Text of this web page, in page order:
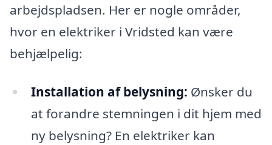
arbejdspladsen. Her er nogle områder,
hvor en elektriker i Vridsted kan være
behjælpelig:
Installation af belysning: Ønsker du
at forandre stemningen i dit hjem med
ny belysning? En elektriker kan